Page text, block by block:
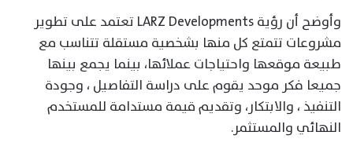
وأوضح أن رؤية LARZ Developments تعتمد على تطوير
مشروعات تتمتع كل منها بشخصية مستقلة تتناسب مع
طبيعة موقعها واحتياجات عملائها، بينما يجمع بينها
جميعا فكر موحد يقوم على دراسة التفاصيل ، وجودة
التنفيذ ، والابتكار، وتقديم قيمة مستدامة للمستخدم
النهائي والمستثمر.